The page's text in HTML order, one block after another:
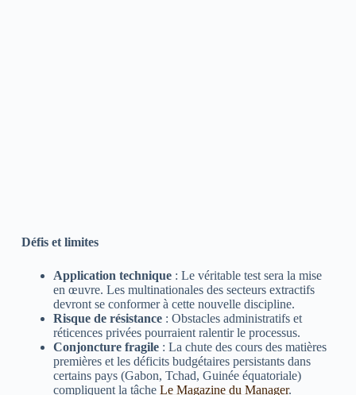
Défis et limites
Application technique: Le véritable test sera la mise
en œuvre. Les multinationales des secteurs extractifs
devront se conformer à cette nouvelle discipline.
Risque de résistance: Obstacles administratifs et
réticences privées pourraient ralentir le processus.
Conjoncture fragile: La chute des cours des matières
premières et les déficits budgétaires persistants dans
certains pays (Gabon, Tchad, Guinée équatoriale)
compliquent la tâche Le Magazine du Manager.